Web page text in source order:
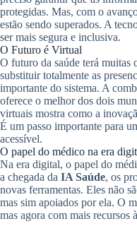
protegidas. Mas, com o
estão sendo superados. A
ser mais segura e inclusiva.
O Futuro é Virtual
O futuro da saúde terá muitas
substituir totalmente as
importante do sistema. A
oferece o melhor dos dois
virtuais mostra como a
É um passo importante para
acessível.
O papel do médico na era
Na era digital, o papel do
a chegada da IA Saúde, os
novas ferramentas. Eles não
mas sim apoiados por ela. O
mas agora com mais recursos